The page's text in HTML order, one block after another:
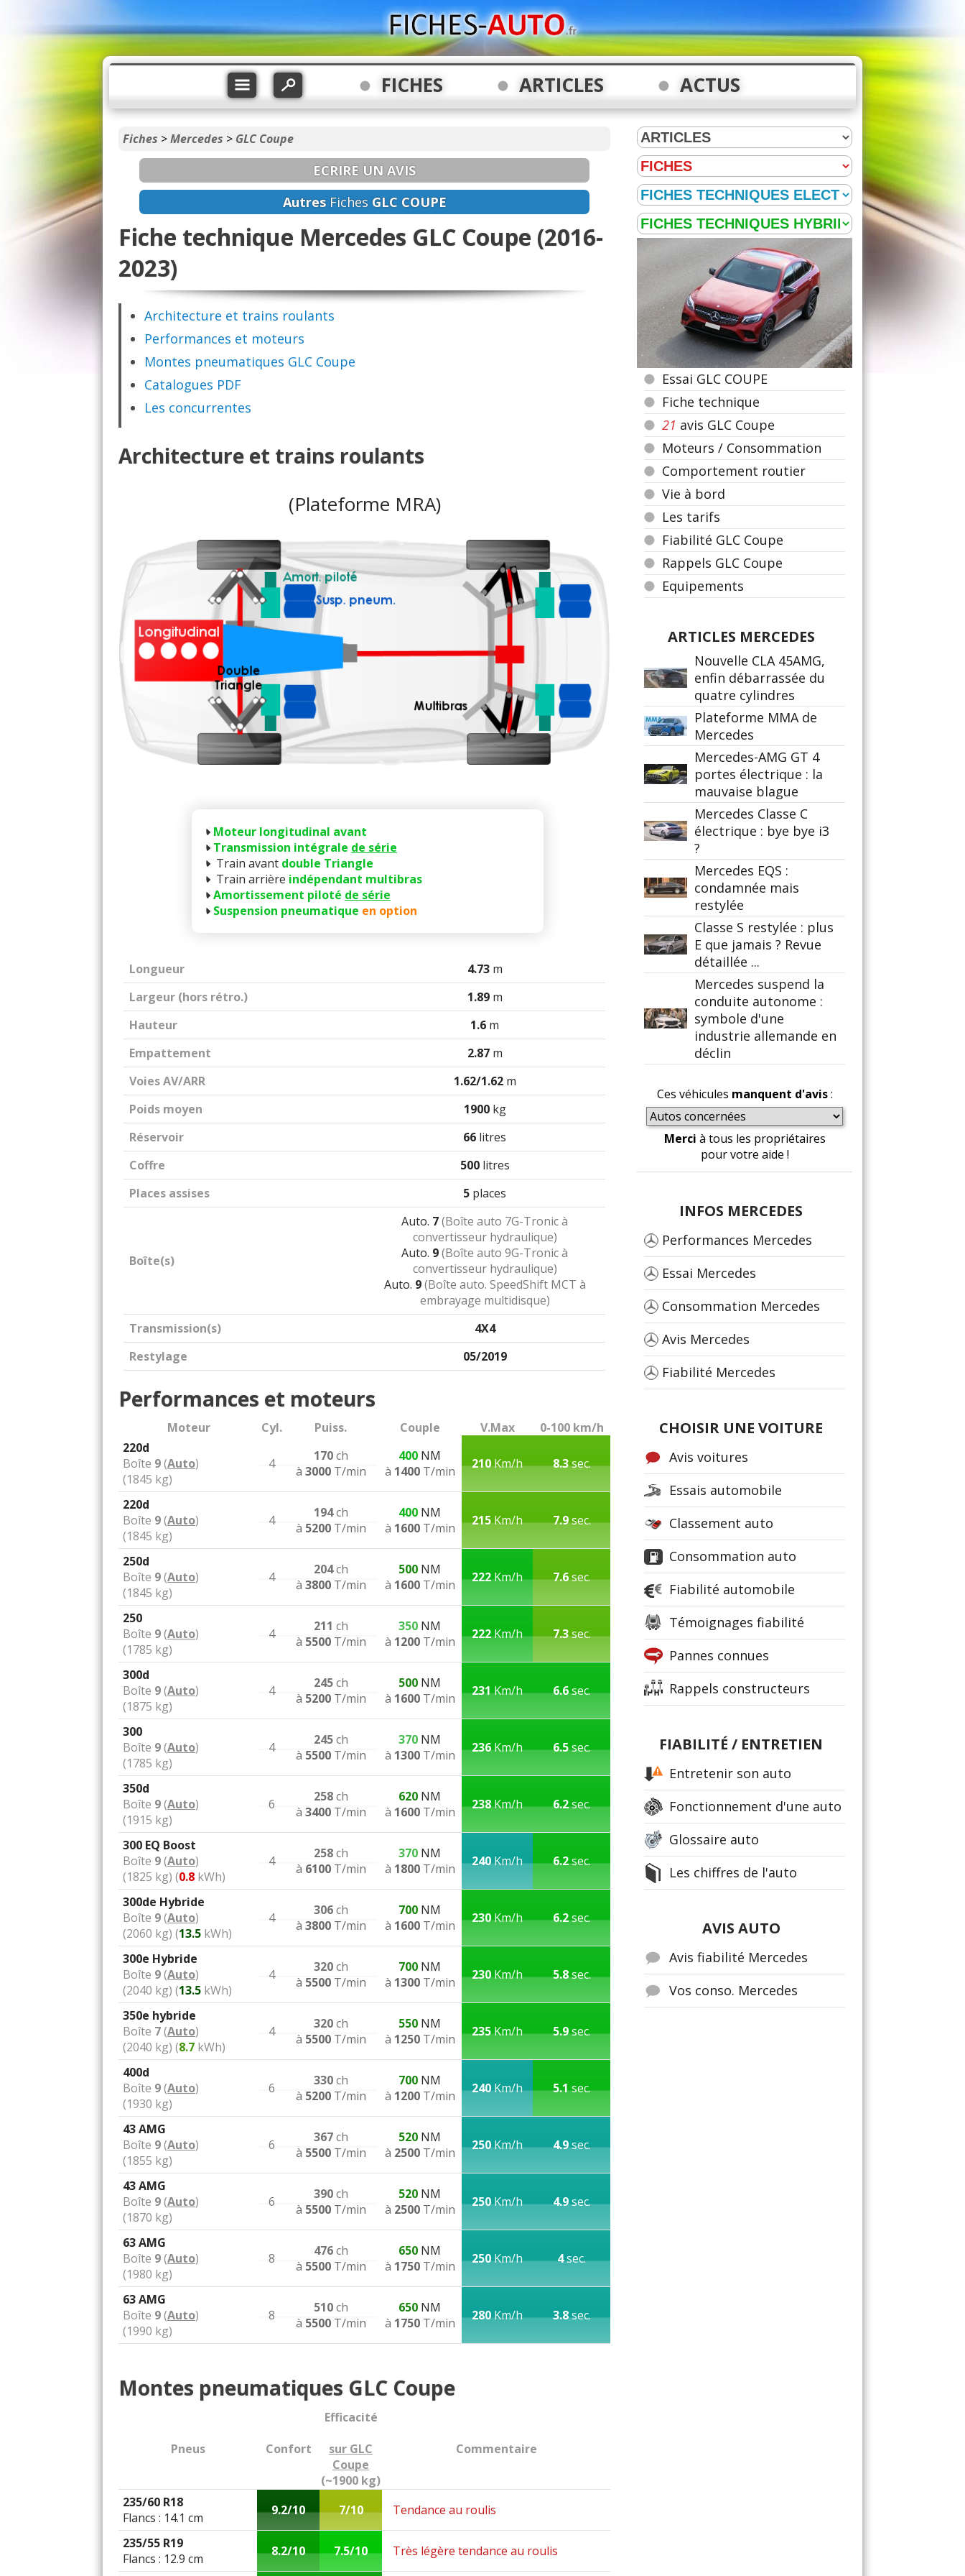
FICHES ARTICLES ACTUS
Fiches >Mercedes > GLC Coupe
ECRIRE UN AVIS
AutresFiches GLC COUPE
Fiche technique Mercedes GLC Coupe (2016-
2023)
Architecture et trains roulants
Performances et moteurs
Montes pneumatiques GLC Coupe
Catalogues PDF
Les concurrentes
Architecture et trains roulants
(Plateforme MRA)
Moteur longitudinal avant
Transmission intégrale de série
Train avant double Triangle
Train arrière indépendant multibras
Amortissement piloté de série
Suspension pneumatique en option
Longueur 4.73m
Largeur (hors rétro.)
1.89m
Hauteur
1.6 m
Empattement
2.87m
Voies AV/ARR
1.62/1.62m
Poids moyen
1900kg
Réservoir
66 litres
Coffre
500litres
Places assises
5 places
Boîte(s)
Auto. 7(Boîte auto 7G-Tronic à
convertisseur hydraulique)
Auto. 9(Boîte auto 9G-Tronic à
convertisseur hydraulique)
Auto. 9 (Boîte auto. SpeedShift MCT à
embrayage multidisque)
Transmission(s)
4X4
Restylage
05/2019
Performances et moteurs
Moteur Cyl. Puiss. Couple V.Max
0-100 km/h
220d
Boîte 9(Auto)
(1845 kg)
4 170ch
à 3000T/min
400 NM
à 1400T/min 210Km/h 8.3sec.
220d
Boîte 9(Auto)
(1845 kg)
4 194ch
à 5200T/min
400 NM
à 1600T/min 215Km/h 7.9sec.
250d
Boîte 9(Auto)
(1845 kg)
4 204ch
à 3800T/min
500 NM
à 1600T/min 222Km/h 7.6sec.
250
Boîte 9(Auto)
(1785 kg)
4 211 ch
à 5500T/min
350 NM
à 1200T/min 222Km/h 7.3sec.
300d
Boîte 9(Auto)
(1875 kg)
4 245ch
à 5200T/min
500 NM
à 1600T/min 231Km/h 6.6sec.
300
Boîte 9(Auto)
(1785 kg)
4 245ch
à 5500T/min
370 NM
à 1300T/min 236Km/h 6.5sec.
350d
Boîte 9(Auto)
(1915 kg)
6 258ch
à 3400T/min
620 NM
à 1600T/min 238Km/h 6.2sec.
300 EQ Boost
Boîte 9(Auto)
(1825 kg) (0.8 kWh)
4 258ch
à 6100T/min
370 NM
à 1800T/min 240Km/h 6.2sec.
300de Hybride
Boîte 9(Auto)
(2060 kg) (13.5 kWh)
4 306ch
à 3800T/min
700 NM
à 1600T/min 230Km/h 6.2sec.
300e Hybride
Boîte 9(Auto)
(2040 kg) (13.5 kWh)
4 320ch
à 5500T/min
700 NM
à 1300T/min 230Km/h 5.8sec.
350e hybride
Boîte 7(Auto)
(2040 kg) (8.7 kWh)
4 320ch
à 5500T/min
550 NM
à 1250T/min 235Km/h 5.9sec.
400d
Boîte 9(Auto)
(1930 kg)
6 330ch
à 5200T/min
700 NM
à 1200T/min 240Km/h 5.1sec.
43 AMG
Boîte 9(Auto)
(1855 kg)
6 367ch
à 5500T/min
520 NM
à 2500T/min 250Km/h 4.9sec.
43 AMG
Boîte 9(Auto)
(1870 kg)
6 390ch
à 5500T/min
520 NM
à 2500T/min 250Km/h 4.9sec.
63 AMG
Boîte 9(Auto)
(1980 kg)
8 476ch
à 5500T/min
650 NM
à 1750T/min 250Km/h 4sec.
63 AMG
Boîte 9(Auto)
(1990 kg)
8 510ch
à 5500T/min
650 NM
à 1750T/min 280Km/h 3.8sec.
Montes pneumatiques GLC Coupe
Pneus Confort
Efficacité
sur GLC
Coupe
(~1900 kg)
Commentaire
235/60 R18
Flancs : 14.1 cm
9.2/10 7/10 Tendance au roulis
235/55 R19
Flancs : 12.9 cm
8.2/10 7.5/10 Très légère tendance au roulis
Essai GLC COUPE
Fiche technique
21 avis GLC Coupe
Moteurs / Consommation
Comportement routier
Vie à bord
Les tarifs
Fiabilité GLC Coupe
Rappels GLC Coupe
Equipements
ARTICLES MERCEDES
Nouvelle CLA 45AMG,
enfin débarrassée du
quatre cylindres
Plateforme MMA de
Mercedes
Mercedes-AMG GT 4
portes électrique : la
mauvaise blague
Mercedes Classe C
électrique : bye bye i3
?
Mercedes EQS :
condamnée mais
restylée
Classe S restylée : plus
E que jamais ? Revue
détaillée ...
Mercedes suspend la
conduite autonome :
symbole d'une
industrie allemande en
déclin
Ces véhicules manquent d'avis:
Merci à tous les propriétaires
pour votre aide !
INFOS MERCEDES
Performances Mercedes
Essai Mercedes
Consommation Mercedes
Avis Mercedes
Fiabilité Mercedes
CHOISIR UNE VOITURE
Avis voitures
Essais automobile
Classement auto
Consommation auto
Fiabilité automobile
Témoignages fiabilité
Pannes connues
Rappels constructeurs
FIABILITÉ / ENTRETIEN
Entretenir son auto
Fonctionnement d'une auto
Glossaire auto
Les chiffres de l'auto
AVIS AUTO
Avis fiabilité Mercedes
Vos conso. Mercedes